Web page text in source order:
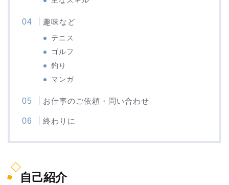
趣味など
テニス
ゴルフ
釣り
マンガ
お仕事のご依頼・問い合わせ
終わりに
自己紹介